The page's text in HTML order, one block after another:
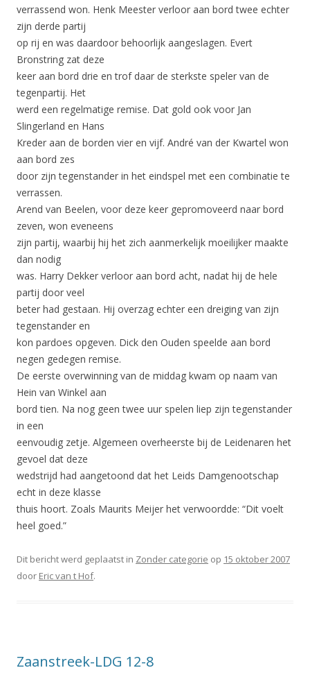
verrassend won. Henk Meester verloor aan bord twee echter
zijn derde partij
op rij en was daardoor behoorlijk aangeslagen. Evert
Bronstring zat deze
keer aan bord drie en trof daar de sterkste speler van de
tegenpartij. Het
werd een regelmatige remise. Dat gold ook voor Jan
Slingerland en Hans
Kreder aan de borden vier en vijf. André van der Kwartel won
aan bord zes
door zijn tegenstander in het eindspel met een combinatie te
verrassen.
Arend van Beelen, voor deze keer gepromoveerd naar bord
zeven, won eveneens
zijn partij, waarbij hij het zich aanmerkelijk moeilijker maakte
dan nodig
was. Harry Dekker verloor aan bord acht, nadat hij de hele
partij door veel
beter had gestaan. Hij overzag echter een dreiging van zijn
tegenstander en
kon pardoes opgeven. Dick den Ouden speelde aan bord
negen gedegen remise.
De eerste overwinning van de middag kwam op naam van
Hein van Winkel aan
bord tien. Na nog geen twee uur spelen liep zijn tegenstander
in een
eenvoudig zetje. Algemeen overheerste bij de Leidenaren het
gevoel dat deze
wedstrijd had aangetoond dat het Leids Damgenootschap
echt in deze klasse
thuis hoort. Zoals Maurits Meijer het verwoordde: “Dit voelt
heel goed.”
Dit bericht werd geplaatst in Zonder categorie op 15 oktober 2007
door Eric van t Hof.
Zaanstreek-LDG 12-8